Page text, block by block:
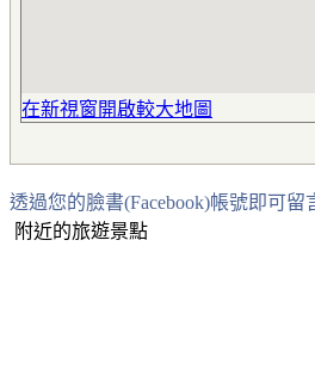
在新視窗開啟較大地圖
透過您的臉書(Facebook)帳號即可留
附近的旅遊景點